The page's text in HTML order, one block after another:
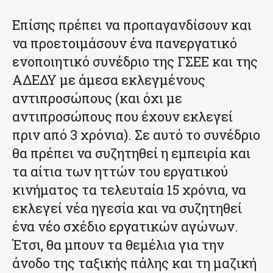
Επίσης πρέπει να προπαγανδίσουν και
να προετοιμάσουν ένα πανεργατικό
ενοποιητικό συνέδριο της ΓΣΕΕ και της
ΑΔΕΔΥ με άμεσα εκλεγμένους
αντιπροσώπους (και όχι με
αντιπροσώπους που έχουν εκλεγεί
πριν από 3 χρόνια). Σε αυτό το συνέδριο
θα πρέπει να συζητηθεί η εμπειρία και
τα αίτια των ηττών του εργατικού
κινήματος τα τελευταία 15 χρόνια, να
εκλεγεί νέα ηγεσία και να συζητηθεί
ένα νέο σχέδιο εργατικών αγώνων.
Έτσι, θα μπουν τα θεμέλια για την
άνοδο της ταξικής πάλης και τη μαζική